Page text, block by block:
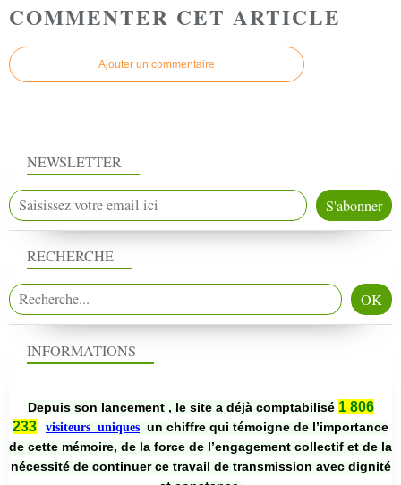
COMMENTER CET ARTICLE
Ajouter un commentaire
NEWSLETTER
RECHERCHE
INFORMATIONS
Depuis son lancement , le site a déjà comptabilisé 1 806
233
visiteurs uniques un chiffre qui témoigne de l’importance
de cette mémoire, de la force de l’engagement collectif et de la
nécessité de continuer ce travail de transmission avec dignité